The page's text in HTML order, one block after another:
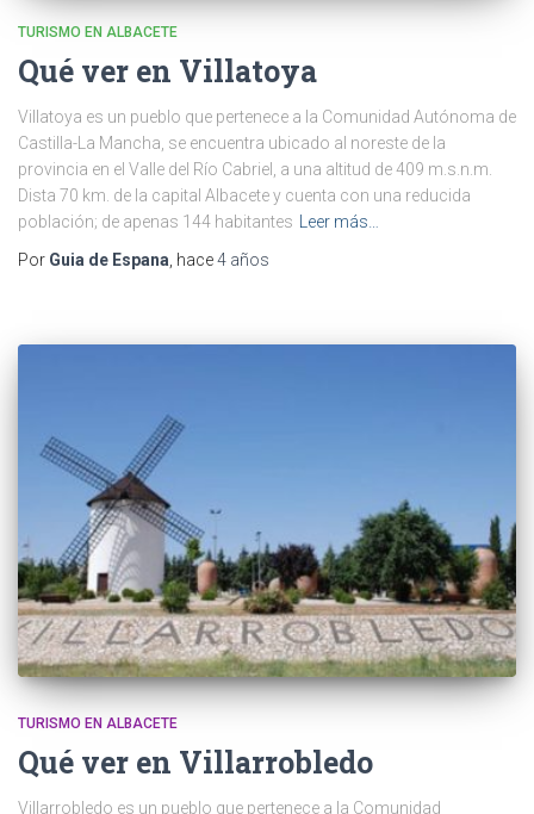
TURISMO EN ALBACETE
Qué ver en Villatoya
Villatoya es un pueblo que pertenece a la Comunidad Autónoma de
Castilla-La Mancha, se encuentra ubicado al noreste de la
provincia en el Valle del Río Cabriel, a una altitud de 409 m.s.n.m.
Dista 70 km. de la capital Albacete y cuenta con una reducida
población; de apenas 144 habitantes
Leer más…
Por Guia de Espana , hace4 años
TURISMO EN ALBACETE
Qué ver en Villarrobledo
Villarrobledo es un pueblo que pertenece a la Comunidad